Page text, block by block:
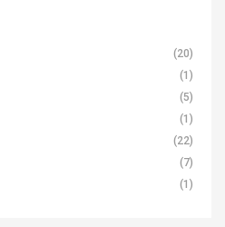
(20)
(1)
(5)
(1)
(22)
(7)
(1)